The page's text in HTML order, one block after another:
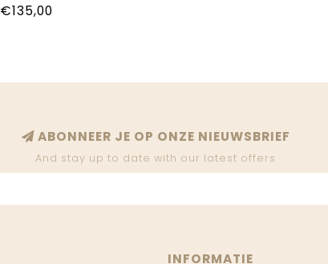
€135,00
ABONNEER JE OP ONZE NIEUWSBRIEF
And stay up to date with our latest offers
INFORMATIE